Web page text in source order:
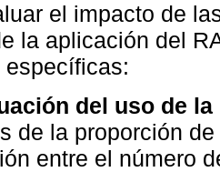
el impacto de
la aplicación del
específicas:
del uso de
de la proporción
entre el número